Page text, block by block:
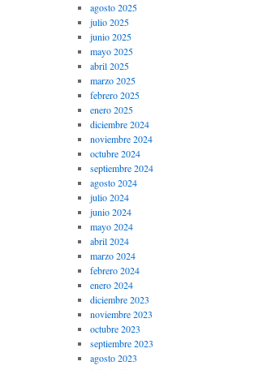
agosto 2025
julio 2025
junio 2025
mayo 2025
abril 2025
marzo 2025
febrero 2025
enero 2025
diciembre 2024
noviembre 2024
octubre 2024
septiembre 2024
agosto 2024
julio 2024
junio 2024
mayo 2024
abril 2024
marzo 2024
febrero 2024
enero 2024
diciembre 2023
noviembre 2023
octubre 2023
septiembre 2023
agosto 2023